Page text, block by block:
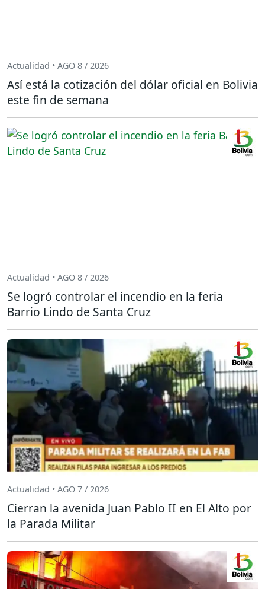
Actualidad • AGO 8 / 2026
Así está la cotización del dólar oficial en Bolivia
este fin de semana
Actualidad • AGO 8 / 2026
Se logró controlar el incendio en la feria
Barrio Lindo de Santa Cruz
Actualidad • AGO 7 / 2026
Cierran la avenida Juan Pablo II en El Alto por
la Parada Militar